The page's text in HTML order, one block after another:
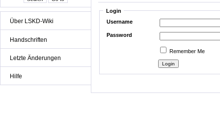
Über LSKD-Wiki
Handschriften
Letzte Änderungen
Hilfe
Login
Username
Password
Remember Me